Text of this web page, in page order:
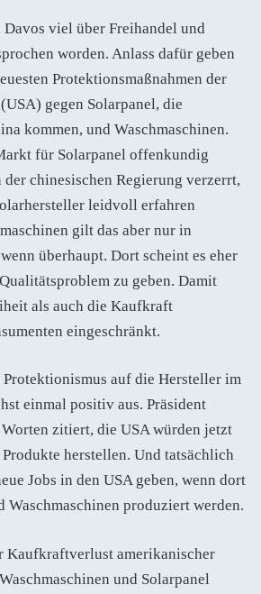
viel über Freihandel und
worden. Anlass dafür geben
Protektionsmaßnahmen der
gegen Solarpanel, die
kommen, und Waschmaschinen.
für Solarpanel offenkundig
chinesischen Regierung verzerrt,
leidvoll erfahren
gilt das aber nur in
überhaupt. Dort scheint es eher
zu geben. Damit
als auch die Kaufkraft
eingeschränkt.
auf die Hersteller im
einmal positiv aus. Präsident
zitiert, die USA würden jetzt
herstellen. Und tatsächlich
Jobs in den USA geben, wenn dort
Waschmaschinen produziert werden.
Kaufkraftverlust amerikanischer
und Solarpanel